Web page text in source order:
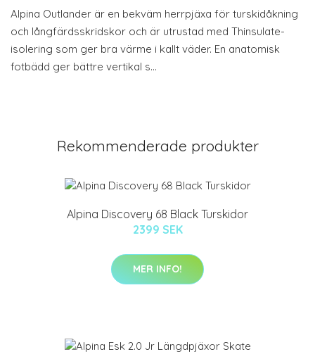
Alpina Outlander är en bekväm herrpjäxa för turskidåkning
och långfärdsskridskor och är utrustad med Thinsulate-
isolering som ger bra värme i kallt väder. En anatomisk
fotbädd ger bättre vertikal s…
Rekommenderade produkter
Alpina Discovery 68 Black Turskidor
2399 SEK
MER INFO!